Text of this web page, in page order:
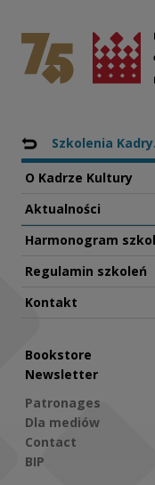
National Centre for
Back to:
Szkolenia
O Kadrze Kultury
Aktualności
Harmonogram
Regulamin szkoleń
Kontakt
Bookstore
Newsletter
Patronages
Dla mediów
Contact
BIP